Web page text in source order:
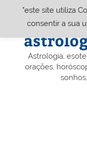
Astrologia,
orações,
"este site utiliza
consentir a sua